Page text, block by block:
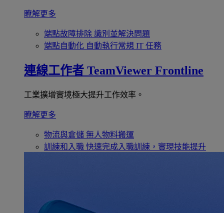
瞭解更多
端點故障排除 識別並解決問題
端點自動化 自動執行常規 IT 任務
連線工作者 TeamViewer Frontline
工業擴增實境極大提升工作效率。
瞭解更多
物流與倉儲 無人物料搬運
訓練和入職 快速完成入職訓練，實現技能提升